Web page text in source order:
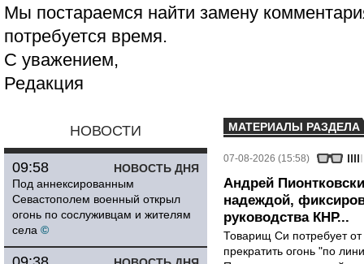
Мы постараемся найти замену
потребуется время.
С уважением,
Редакция
НОВОСТИ
НОВОСТЬ ДНЯ
09:58
Под аннексированным
Севастополем военный открыл
огонь по сослуживцам и жителям
села ©
МАТЕРИАЛЫ РАЗДЕЛА
07-08-2026 (15:58)
Андрей
надеждой,
руководства КНР...
Товарищ Си потребует
прекратить огонь "по